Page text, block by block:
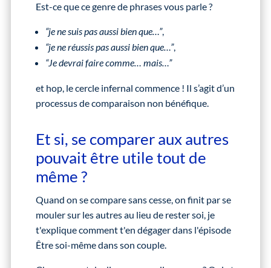
Est-ce que ce genre de phrases vous parle ?
“je ne suis pas aussi bien que…”,
“je ne réussis pas aussi bien que…”,
“Je devrai faire comme… mais…”
et hop, le cercle infernal commence ! Il s’agit d’un
processus de comparaison non bénéfique.
Et si, se comparer aux autres
pouvait être utile tout de
même ?
Quand on se compare sans cesse, on finit par se
mouler sur les autres au lieu de rester soi, je
t'explique comment t'en dégager dans l'épisode
Être soi-même dans son couple.